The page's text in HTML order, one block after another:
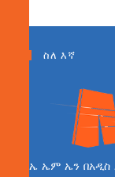
ስለ እኛ
ኤ ኤም ኤን በአዲስ